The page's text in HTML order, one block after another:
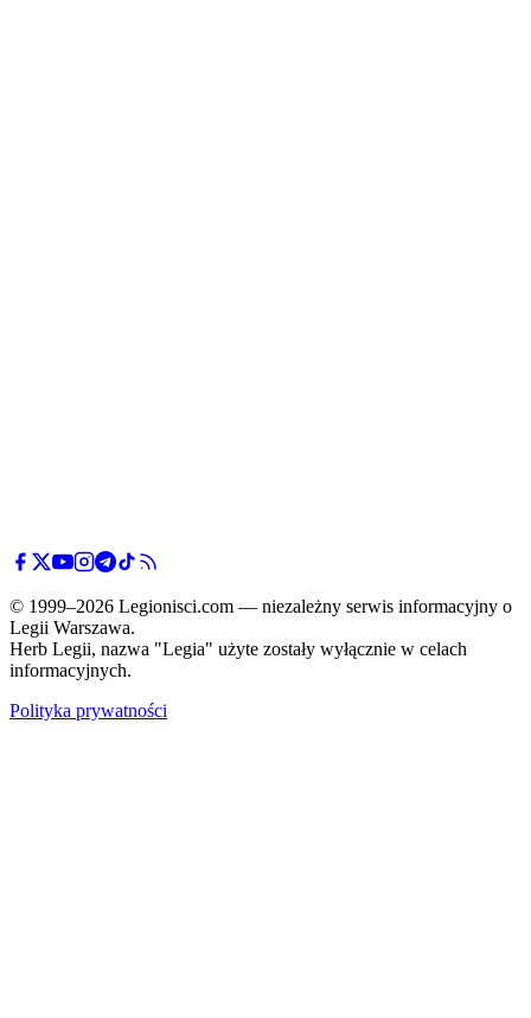
© 1999–2026 Legionisci.com — niezależny serwis informacyjny o
Legii Warszawa.
Herb Legii, nazwa "Legia" użyte zostały wyłącznie w celach
informacyjnych.
Polityka prywatności